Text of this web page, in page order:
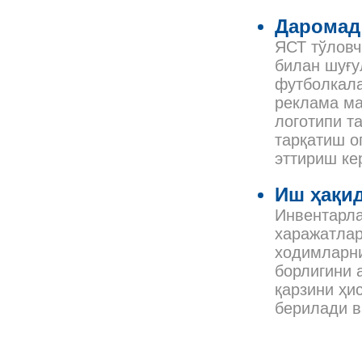
ЯСТ
билан
реклама
логотипи
тарқатиш
эттириш
Иш
борлигини
қарзини
берилади